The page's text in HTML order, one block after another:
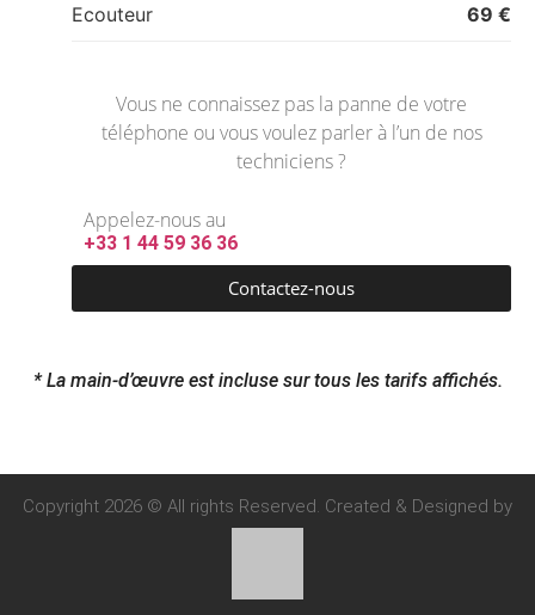
Ecouteur 69 €
Vous ne connaissez pas la panne de votre
téléphone ou vous voulez parler à l’un de nos
techniciens ?
Appelez-nous au
+33 1 44 59 36 36
Contactez-nous
* La main-d’œuvre est incluse sur tous les tarifs affichés.
Copyright 2026 © All rights Reserved. Created & Designed by